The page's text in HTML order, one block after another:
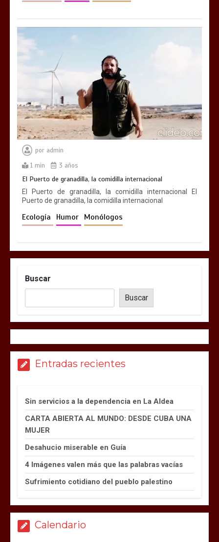
por admin
1 min
3 años
El Puerto de granadilla, la comidilla internacional
El Puerto de granadilla, la comidilla internacional El
Puerto de granadilla, la comidilla internacional
Ecología Humor Monólogos
Buscar
Buscar
Entradas recientes
Sin servicios a la dependencia en La Aldea
CARTA ABIERTA AL MUNDO: DESDE CUBA UNA
MUJER
Desahucio miserable en Guía
4 Imágenes valen más que las palabras vacías
Sufrimiento cotidiano del pueblo palestino
Calendario